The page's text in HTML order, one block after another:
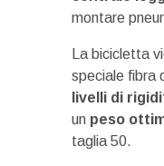
montare
La bicicletta
speciale fibra
livelli di
un peso
taglia 50.